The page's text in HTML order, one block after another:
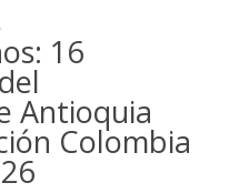
16
Antioquia
Colombia